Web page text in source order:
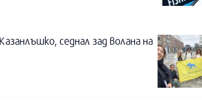
седнал зад волана на